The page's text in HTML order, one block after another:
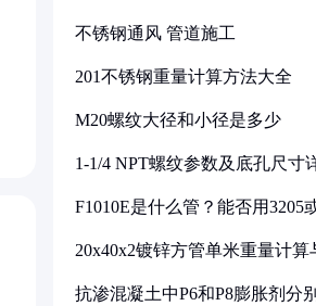
不锈钢通风 管道施工
201不锈钢重量计算方法大全
M20螺纹大径和小径是多少
1-1/4 NPT螺纹参数及底孔尺寸
F1010E是什么管？能否用3205
20x40x2镀锌方管单米重量计算
抗渗混凝土中P6和P8膨胀剂分